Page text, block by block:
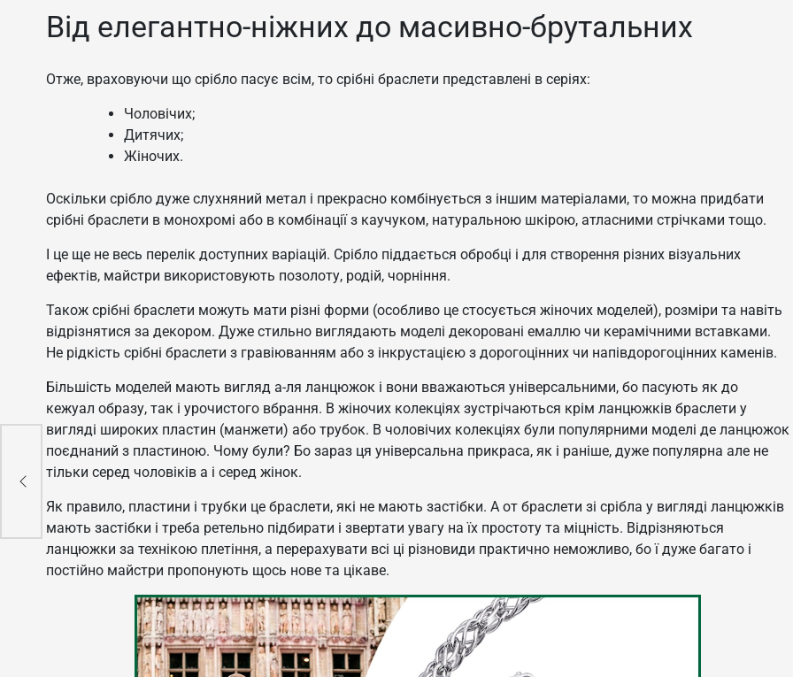
Від елегантно-ніжних до масивно-брутальних
Отже, враховуючи що срібло пасує всім, то срібні браслети представлені в серіях:
Чоловічих;
Дитячих;
Жіночих.
Оскільки срібло дуже слухняний метал і прекрасно комбінується з іншим матеріалами, то можна придбати
срібні браслети в монохромі або в комбінації з каучуком, натуральною шкірою, атласними стрічками тощо.
І це ще не весь перелік доступних варіацій. Срібло піддається обробці і для створення різних візуальних
ефектів, майстри використовують позолоту, родій, чорніння.
Також срібні браслети можуть мати різні форми (особливо це стосується жіночих моделей), розміри та навіть
відрізнятися за декором. Дуже стильно виглядають моделі декоровані емаллю чи керамічними вставками.
Не рідкість срібні браслети з гравіюванням або з інкрустацією з дорогоцінних чи напівдорогоцінних каменів.
Більшість моделей мають вигляд а-ля ланцюжок і вони вважаються універсальними, бо пасують як до
кежуал образу, так і урочистого вбрання. В жіночих колекціях зустрічаються крім ланцюжків браслети у
вигляді широких пластин (манжети) або трубок. В чоловічих колекціях були популярними моделі де ланцюжок
поєднаний з пластиною. Чому були? Бо зараз ця універсальна прикраса, як і раніше, дуже популярна але не
тільки серед чоловіків а і серед жінок.
Як правило, пластини і трубки це браслети, які не мають застібки. А от браслети зі срібла у вигляді ланцюжків
мають застібки і треба ретельно підбирати і звертати увагу на їх простоту та міцність. Відрізняються
ланцюжки за технікою плетіння, а перерахувати всі ці різновиди практично неможливо, бо ї дуже багато і
постійно майстри пропонують щось нове та цікаве.